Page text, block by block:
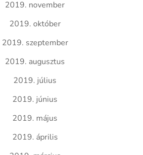
2019. november
2019. október
2019. szeptember
2019. augusztus
2019. július
2019. június
2019. május
2019. április